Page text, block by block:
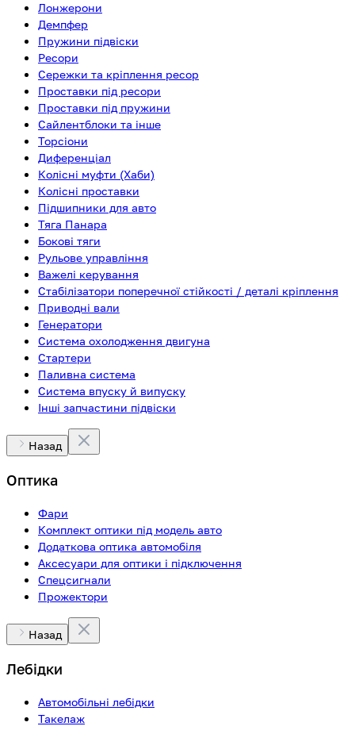
Лонжерони
Демпфер
Пружини підвіски
Ресори
Сережки та кріплення ресор
Проставки під ресори
Проставки під пружини
Сайлентблоки та інше
Торсіони
Диференціал
Колісні муфти (Хаби)
Колісні проставки
Підшипники для авто
Тяга Панара
Бокові тяги
Рульове управління
Важелі керування
Стабілізатори поперечної стійкості / деталі кріплення
Приводні вали
Генератори
Система охолодження двигуна
Стартери
Паливна система
Система впуску й випуску
Інші запчастини підвіски
Назад
Оптика
Фари
Комплект оптики під модель авто
Додаткова оптика автомобіля
Аксесуари для оптики і підключення
Спецсигнали
Прожектори
Назад
Лебідки
Автомобільні лебідки
Такелаж